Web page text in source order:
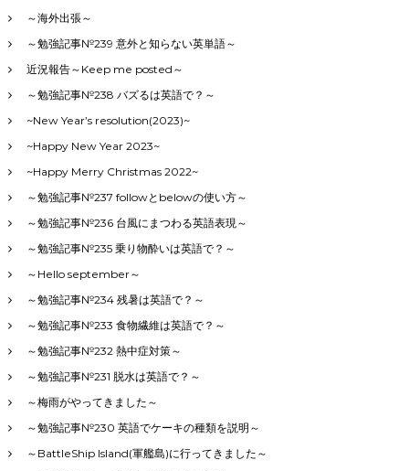
～海外出張～
～勉強記事№239 意外と知らない英単語～
近況報告～Keep me posted～
～勉強記事№238 バズるは英語で？～
~New Year’s resolution(2023)~
~Happy New Year 2023~
~Happy Merry Christmas 2022~
～勉強記事№237 followとbelowの使い方～
～勉強記事№236 台風にまつわる英語表現～
～勉強記事№235 乗り物酔いは英語で？～
～Hello september～
～勉強記事№234 残暑は英語で？～
～勉強記事№233 食物繊維は英語で？～
～勉強記事№232 熱中症対策～
～勉強記事№231 脱水は英語で？～
～梅雨がやってきました～
～勉強記事№230 英語でケーキの種類を説明～
～BattleShip Island(軍艦島)に行ってきました～